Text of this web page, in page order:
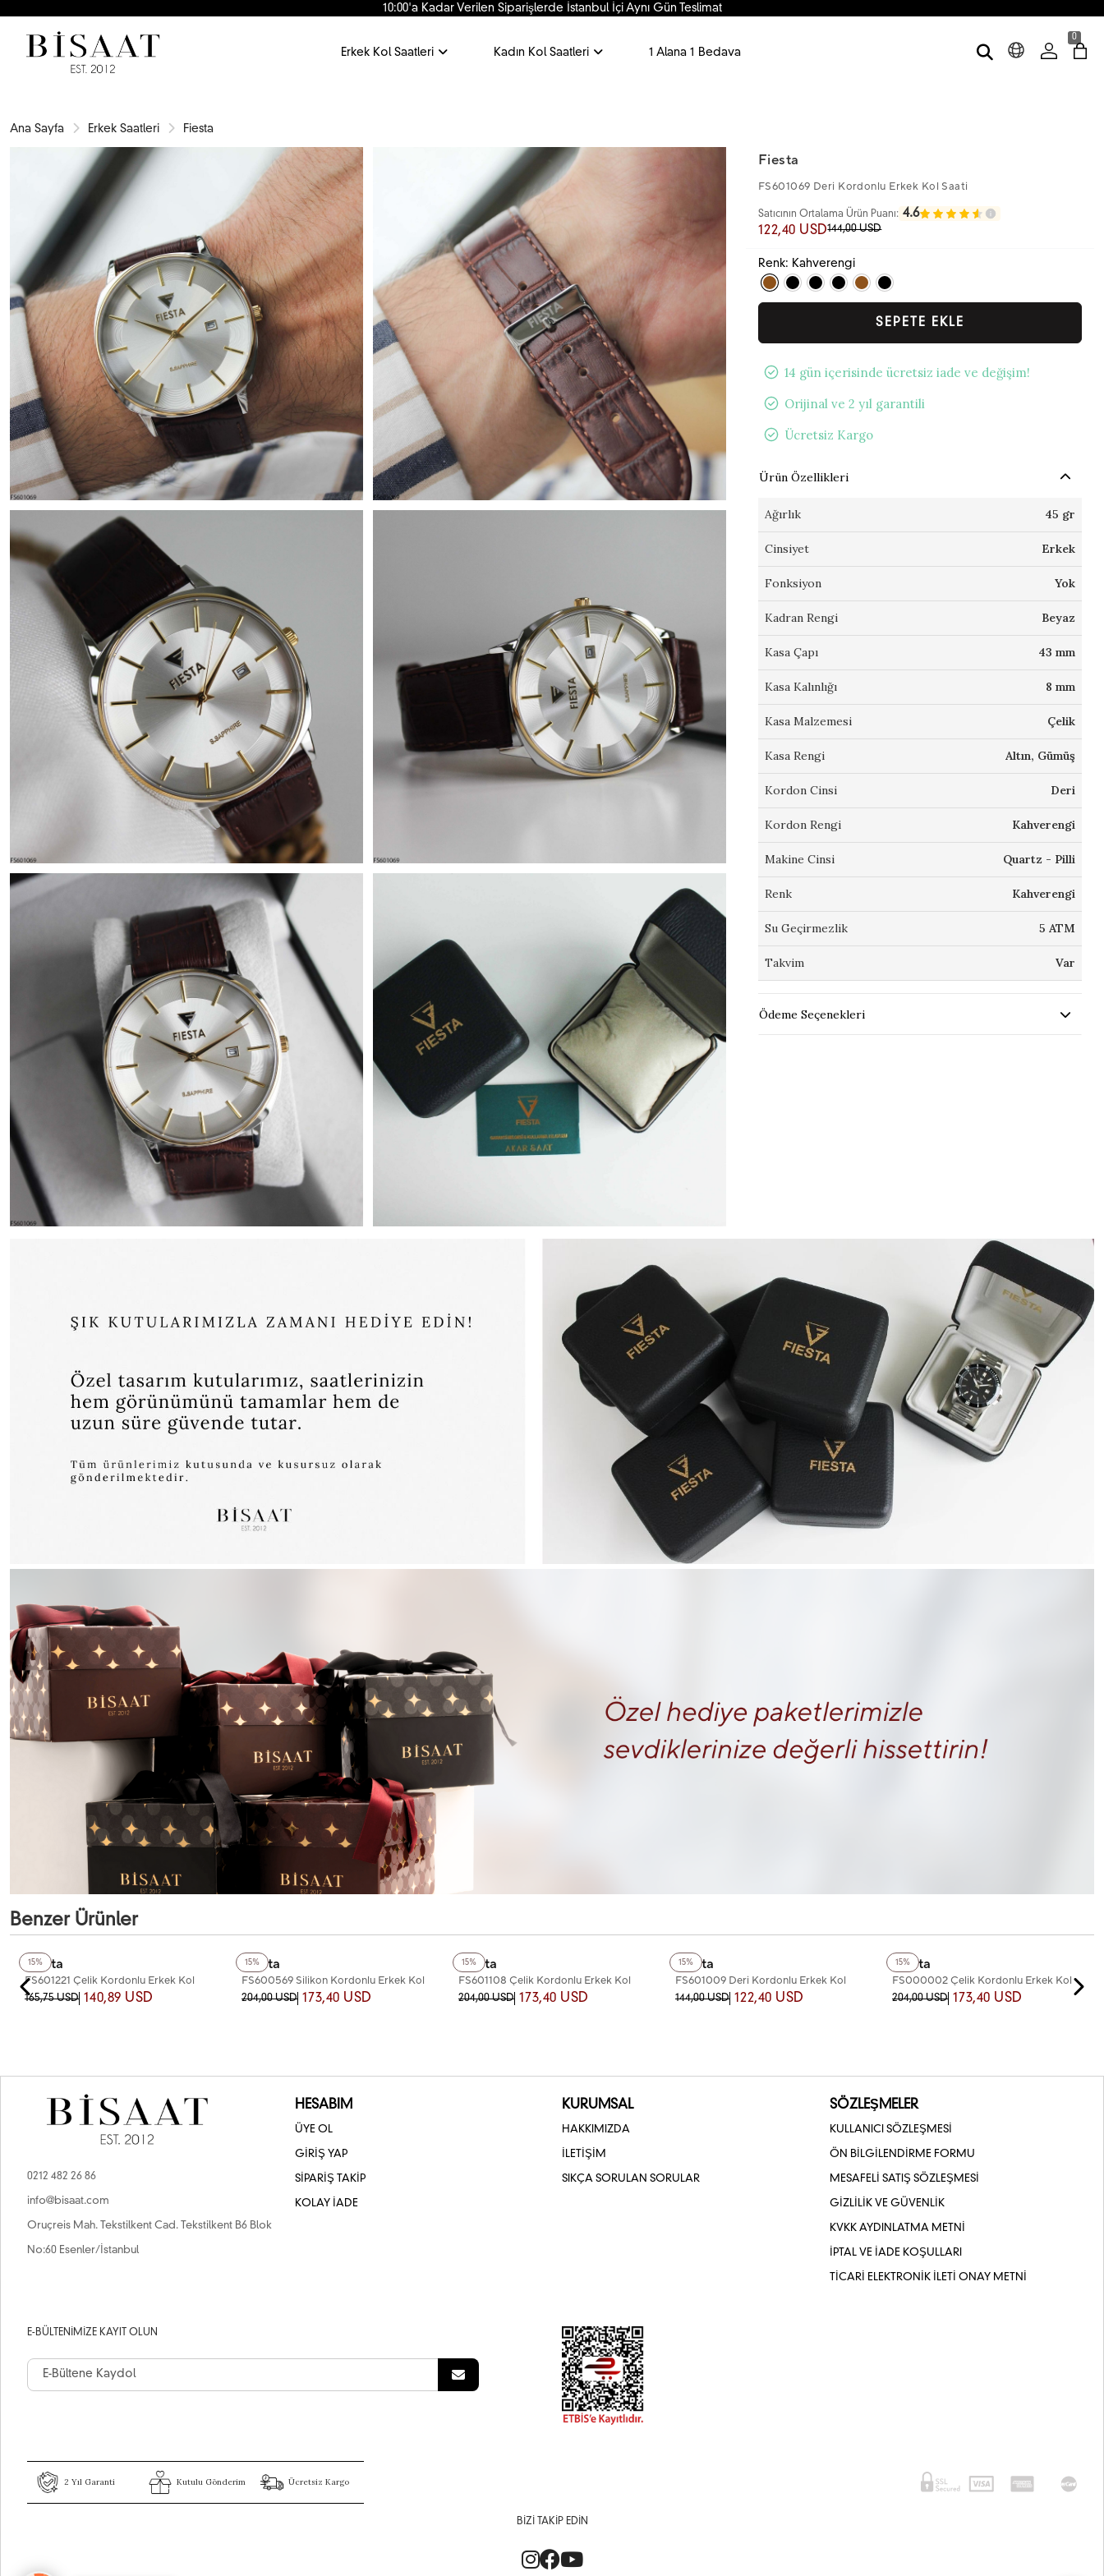
10:00'a Kadar Verilen Siparişlerde İstanbul İçi Aynı Gün Teslimat
Erkek Kol Saatleri Kadın Kol Saatleri 1 Alana 1 Bedava
0
Ana Sayfa Erkek Saatleri Fiesta
Fiesta
FS601069 Deri Kordonlu Erkek Kol Saati
Satıcının Ortalama Ürün Puanı: 4.6
122,40 USD144,00 USD
Renk: Kahverengi
SEPETE EKLE
14 gün içerisinde ücretsiz iade ve değişim!
Orijinal ve 2 yıl garantili
Ücretsiz Kargo
Ürün Özellikleri
Ağırlık 45 gr
Cinsiyet Erkek
Fonksiyon Yok
Kadran Rengi Beyaz
Kasa Çapı 43 mm
Kasa Kalınlığı 8 mm
Kasa Malzemesi Çelik
Kasa Rengi Altın, Gümüş
Kordon Cinsi Deri
Kordon Rengi Kahverengi
Makine Cinsi Quartz - Pilli
Renk Kahverengi
Su Geçirmezlik 5 ATM
Takvim Var
Ödeme Seçenekleri
Benzer Ürünler
15%
+4Renk
Fiesta
FS601221 Çelik Kordonlu Erkek Kol
Saati
165,75 USD 140,89 USD
15%
+3Renk
Fiesta
FS600569 Silikon Kordonlu Erkek Kol
Saati
204,00 USD 173,40 USD
15%
+4Renk
Fiesta
FS601108 Çelik Kordonlu Erkek Kol
Saati
204,00 USD 173,40 USD
15%
+7Renk
Fiesta
FS601009 Deri Kordonlu Erkek Kol
Saati
144,00 USD 122,40 USD
15%
+2Renk
Fiesta
FS000002 Çelik Kordonlu Erkek Kol
Saati
204,00 USD 173,40 USD
0212 482 26 86
info@bisaat.com
Oruçreis Mah. Tekstilkent Cad. Tekstilkent B6 Blok
No:60 Esenler/İstanbul
HESABIM
ÜYE OL
GİRİŞ YAP
SİPARİŞ TAKİP
KOLAY İADE
KURUMSAL
HAKKIMIZDA
İLETİŞİM
SIKÇA SORULAN SORULAR
SÖZLEŞMELER
KULLANICI SÖZLEŞMESİ
ÖN BİLGİLENDİRME FORMU
MESAFELİ SATIŞ SÖZLEŞMESİ
GİZLİLİK VE GÜVENLİK
KVKK AYDINLATMA METNİ
İPTAL VE İADE KOŞULLARI
TİCARİ ELEKTRONİK İLETİ ONAY METNİ
E-BÜLTENIMIZE KAYIT OLUN
2 Yıl Garanti Kutulu Gönderim Ücretsiz Kargo
BIZI TAKIP EDIN